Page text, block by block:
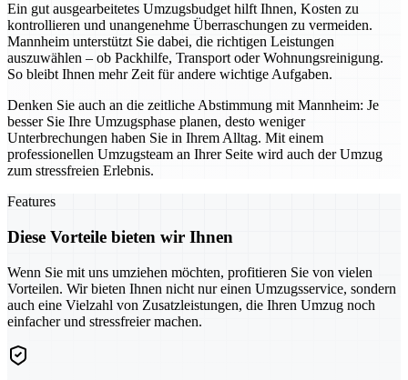
Ein gut ausgearbeitetes Umzugsbudget hilft Ihnen, Kosten zu
kontrollieren und unangenehme Überraschungen zu vermeiden.
Mannheim unterstützt Sie dabei, die richtigen Leistungen
auszuwählen – ob Packhilfe, Transport oder Wohnungsreinigung.
So bleibt Ihnen mehr Zeit für andere wichtige Aufgaben.
Denken Sie auch an die zeitliche Abstimmung mit Mannheim: Je
besser Sie Ihre Umzugsphase planen, desto weniger
Unterbrechungen haben Sie in Ihrem Alltag. Mit einem
professionellen Umzugsteam an Ihrer Seite wird auch der Umzug
zum stressfreien Erlebnis.
Features
Diese Vorteile bieten wir Ihnen
Wenn Sie mit uns umziehen möchten, profitieren Sie von vielen
Vorteilen. Wir bieten Ihnen nicht nur einen Umzugsservice, sondern
auch eine Vielzahl von Zusatzleistungen, die Ihren Umzug noch
einfacher und stressfreier machen.